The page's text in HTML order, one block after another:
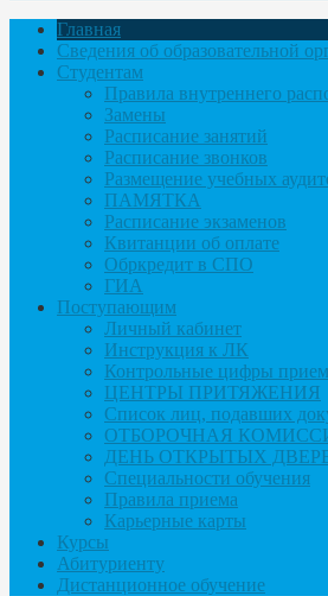
Главная
Сведения об образовательной
Студентам
Правила внутреннего
Замены
Расписание занятий
Расписание звонков
Размещение учебных
ПАМЯТКА
Расписание экзаменов
Квитанции об оплате
Обркредит в СПО
ГИА
Поступающим
Личный кабинет
Инструкция к ЛК
Контрольные цифры
ЦЕНТРЫ ПРИТЯЖЕНИЯ
Список лиц, подавших
ОТБОРОЧНАЯ
ДЕНЬ ОТКРЫТЫХ
Специальности обучения
Правила приема
Карьерные карты
Курсы
Абитуриенту
Дистанционное обучение